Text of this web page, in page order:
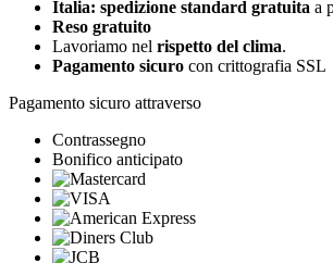
Italia: spedizione standard gratuita a
Reso gratuito
Lavoriamo nel rispetto del clima.
Pagamento sicuro con crittografia SSL
Pagamento sicuro attraverso
Contrassegno
Bonifico anticipato